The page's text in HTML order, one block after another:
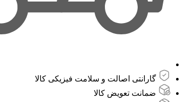
گارانتی اصالت و سلامت فیزیکی کالا
ضمانت تعویض کالا